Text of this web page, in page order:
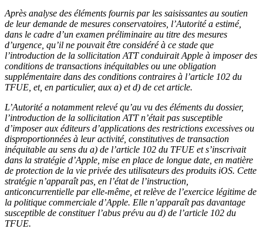
Après analyse des éléments fournis par les saisissantes au soutien
de leur demande de mesures conservatoires, l’Autorité a estimé,
dans le cadre d’un examen préliminaire au titre des mesures
d’urgence, qu’il ne pouvait être considéré à ce stade que
l’introduction de la sollicitation ATT conduirait Apple à imposer des
conditions de transactions inéquitables ou une obligation
supplémentaire dans des conditions contraires à l’article 102 du
TFUE, et, en particulier, aux a) et d) de cet article.
L’Autorité a notamment relevé qu’au vu des éléments du dossier,
l’introduction de la sollicitation ATT n’était pas susceptible
d’imposer aux éditeurs d’applications des restrictions excessives ou
disproportionnées à leur activité, constitutives de transaction
inéquitable au sens du a) de l’article 102 du TFUE et s’inscrivait
dans la stratégie d’Apple, mise en place de longue date, en matière
de protection de la vie privée des utilisateurs des produits iOS. Cette
stratégie n’apparaît pas, en l’état de l’instruction,
anticoncurrentielle par elle-même, et relève de l’exercice légitime de
la politique commerciale d’Apple. Elle n’apparaît pas davantage
susceptible de constituer l’abus prévu au d) de l’article 102 du
TFUE.